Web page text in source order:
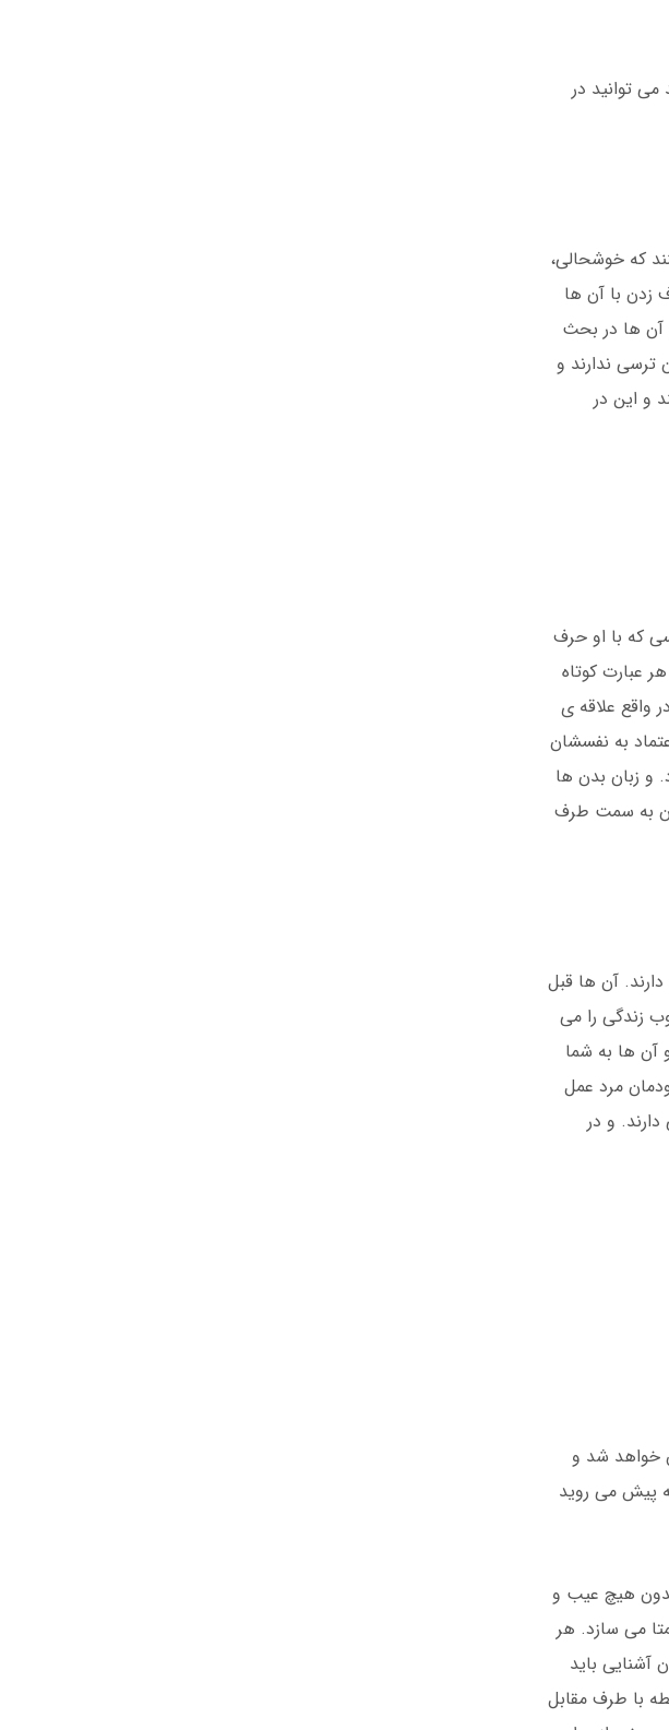
توانید در
که خوشحالی،
زدن با آن ها
آن ها در بحث
ندارند و
و این در
که با او حرف
عبارت کوتاه
واقع علاقه ی
به نفسشان
زبان بدن ها
به سمت طرف
آن ها قبل
زندگی را می
آن ها به شما
مرد عمل
و در
خواهد شد و
پیش می روید
بدون هیچ عیب و
می سازد. هر
آشنایی باید
با طرف مقابل